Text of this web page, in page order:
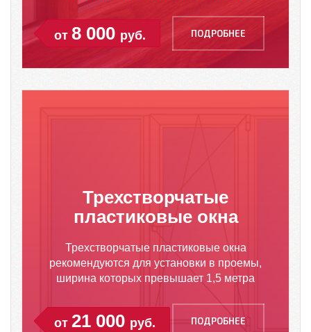
от 8 000 руб. ПОДРОБНЕЕ
Трехстворчатые
пластиковые окна
Трехстворчатые пластиковые окна
рекомендуются для установки в проемы,
ширина которых превышает 1,5 метра
от 21 000 руб. ПОДРОБНЕЕ